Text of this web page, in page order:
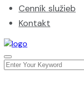
Cenník služieb
Kontakt